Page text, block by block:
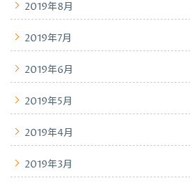
2019年8月
2019年7月
2019年6月
2019年5月
2019年4月
2019年3月